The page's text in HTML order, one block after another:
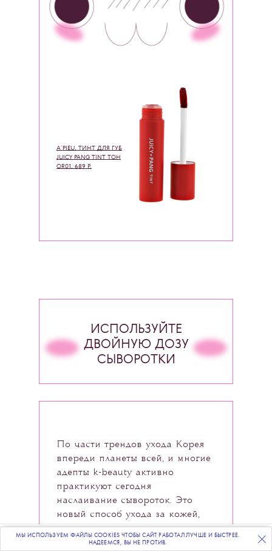
ПОДПИСЫВАЙТЕСЬНА НАШУ ВЕЧЕРНЮЮ РАССЫЛКУ
A`PIEU, ТИНТ ДЛЯ ГУБ
JUICY PANG TINT ТОН
OR01, 689 Р.
ИСПОЛЬЗУЙТЕ
ДВОЙНУЮ ДОЗУ
СЫВОРОТКИ
По части трендов ухода Корея
впереди планеты всей, и многие
адепты k-beauty активно
практикуют сегодня
наслаивание сывороток. Это
новый способ ухода за кожей,
чем-то напоминающий уже
знакомый нам мультимаскинг,
МЫ ИСПОЛЬЗУЕМ ФАЙЛЫ COOKIES ЧТОБЫ САЙТ РАБОТАЛ ЛУЧШЕ И БЫСТРЕЕ.
НАДЕЕМСЯ, ВЫ НЕ ПРОТИВ.